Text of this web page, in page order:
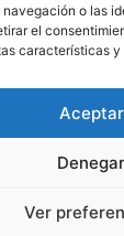
o las
el
características
Aceptar
Denegar
Ver
Alvarez